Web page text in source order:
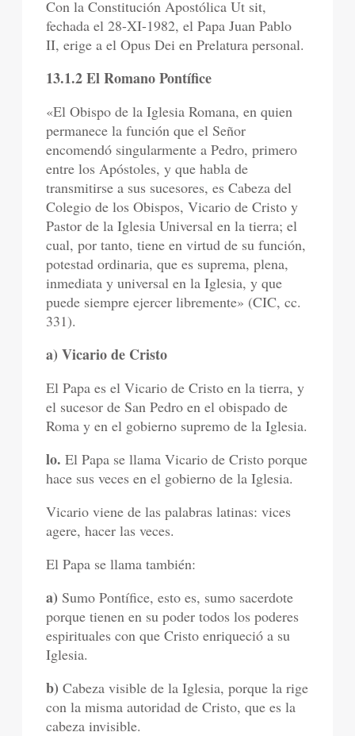
Con la Constitución Apostólica Ut sit,
fechada el 28-XI-1982, el Papa Juan Pablo
II, erige a el Opus Dei en Prelatura personal.
13.1.2 El Romano Pontífice
«El Obispo de la Iglesia Romana, en quien
permanece la función que el Señor
encomendó singularmente a Pedro, primero
entre los Apóstoles, y que habla de
transmitirse a sus sucesores, es Cabeza del
Colegio de los Obispos, Vicario de Cristo y
Pastor de la Iglesia Universal en la tierra; el
cual, por tanto, tiene en virtud de su función,
potestad ordinaria, que es suprema, plena,
inmediata y universal en la Iglesia, y que
puede siempre ejercer libremente» (CIC, cc.
331).
a) Vicario de Cristo
El Papa es el Vicario de Cristo en la tierra, y
el sucesor de San Pedro en el obispado de
Roma y en el gobierno supremo de la Iglesia.
lo.El Papa se llama Vicario de Cristo porque
hace sus veces en el gobierno de la Iglesia.
Vicario viene de las palabras latinas: vices
agere, hacer las veces.
El Papa se llama también:
a) Sumo Pontífice, esto es, sumo sacerdote
porque tienen en su poder todos los poderes
espirituales con que Cristo enriqueció a su
Iglesia.
b) Cabeza visible de la Iglesia, porque la rige
con la misma autoridad de Cristo, que es la
cabeza invisible.